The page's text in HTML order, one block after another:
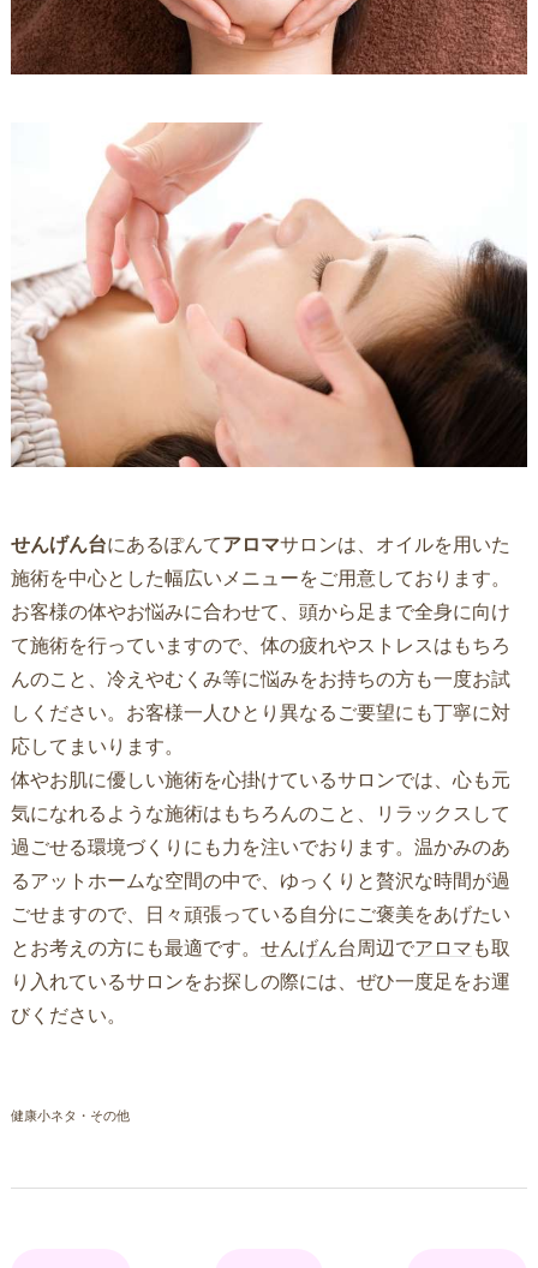
せんげん台にあるぽんてアロマサロンは、オイルを用いた
施術を中心とした幅広いメニューをご用意しております。
お客様の体やお悩みに合わせて、頭から足まで全身に向け
て施術を行っていますので、体の疲れやストレスはもちろ
んのこと、冷えやむくみ等に悩みをお持ちの方も一度お試
しください。お客様一人ひとり異なるご要望にも丁寧に対
応してまいります。
体やお肌に優しい施術を心掛けているサロンでは、心も元
気になれるような施術はもちろんのこと、リラックスして
過ごせる環境づくりにも力を注いでおります。温かみのあ
るアットホームな空間の中で、ゆっくりと贅沢な時間が過
ごせますので、日々頑張っている自分にご褒美をあげたい
とお考えの方にも最適です。 せんげん台周辺でアロマも取
り入れているサロンをお探しの際には、ぜひ一度足をお運
びください。
健康小ネタ・その他